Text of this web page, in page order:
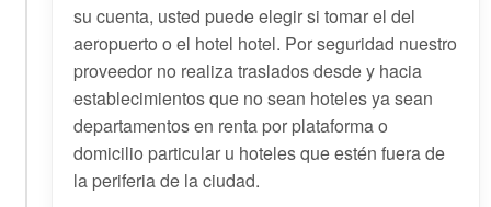
su cuenta, usted puede elegir si tomar el del
aeropuerto o el hotel hotel. Por seguridad nuestro
proveedor no realiza traslados desde y hacia
establecimientos que no sean hoteles ya sean
departamentos en renta por plataforma o
domicilio particular u hoteles que estén fuera de
la periferia de la ciudad.